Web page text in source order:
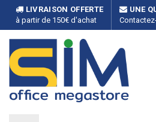
LIVRAISON OFFERTE
à partir de 150€ d'achat
UNE